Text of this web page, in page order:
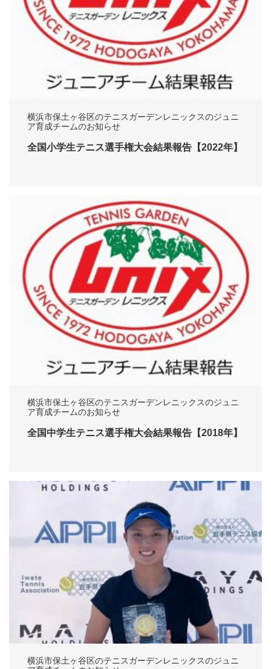
横浜市保土ヶ谷区のテニスガーデンレニックスのジュニ
ア育成チームのお知らせ
全国小学生テニス選手権大会結果報告【2022年】
横浜市保土ヶ谷区のテニスガーデンレニックスのジュニ
ア育成チームのお知らせ
全国中学生テニス選手権大会結果報告【2018年】
横浜市保土ヶ谷区のテニスガーデンレニックスのジュニ